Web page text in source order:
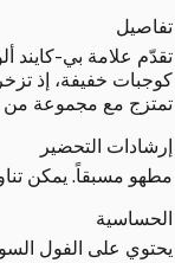
تفاصيل
تقدّم علامة بي-كايند
كوجبات خفيفة، إذ
تمتزج مع مجموعة من
إرشادات التحضير
مطهو مسبقاً. يمكن
الحساسية
يحتوي على الفول